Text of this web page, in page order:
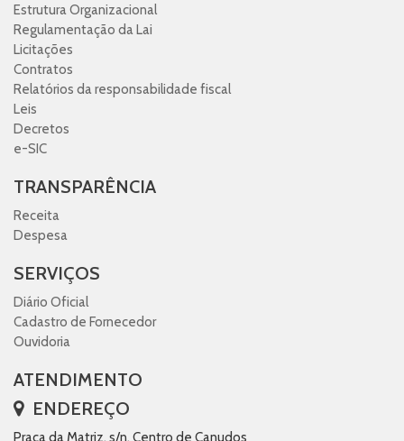
Estrutura Organizacional
Regulamentação da Lai
Licitações
Contratos
Relatórios da responsabilidade fiscal
Leis
Decretos
e-SIC
TRANSPARÊNCIA
Receita
Despesa
SERVIÇOS
Diário Oficial
Cadastro de Fornecedor
Ouvidoria
ATENDIMENTO
ENDEREÇO
Praça da Matriz, s/n, Centro de Canudos